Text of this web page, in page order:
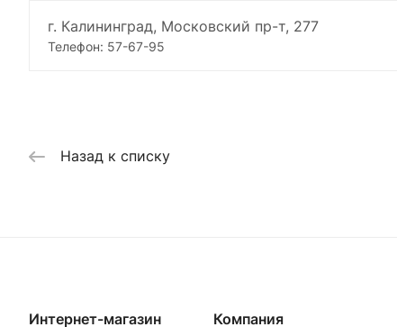
г. Калининград, Московский пр-т, 277
Телефон: 57-67-95
Назад к списку
Интернет-магазин Компания